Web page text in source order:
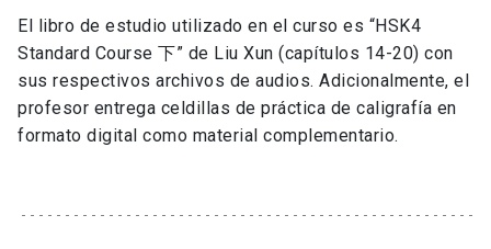
El libro de estudio utilizado en el curso es “HSK4
Standard Course 下” de Liu Xun (capítulos 14-20) con
sus respectivos archivos de audios. Adicionalmente, el
profesor entrega celdillas de práctica de caligrafía en
formato digital como material complementario.